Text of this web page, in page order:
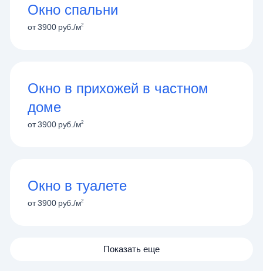
Окно спальни
от3900руб./м2
Окно в прихожей в частном
доме
от3900руб./м2
Окно в туалете
от3900руб./м2
Показать еще